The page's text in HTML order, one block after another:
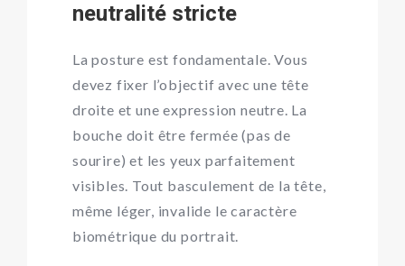
neutralité stricte
La posture est fondamentale. Vous
devez fixer l’objectif avec une tête
droite et une expression neutre. La
bouche doit être fermée (pas de
sourire) et les yeux parfaitement
visibles. Tout basculement de la tête,
même léger, invalide le caractère
biométrique du portrait.